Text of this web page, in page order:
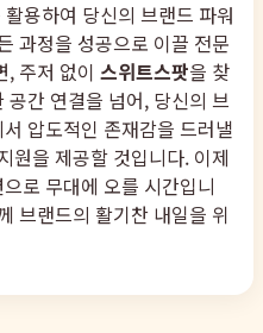
용하여 당신의 브랜드 파워
과정을 성공으로 이끌 전문
, 주저 없이 스위트스팟을 찾
간 연결을 넘어, 당신의 브
압도적인 존재감을 드러낼
원을 제공할 것입니다. 이제
로 무대에 오를 시간입니
브랜드의 활기찬 내일을 위